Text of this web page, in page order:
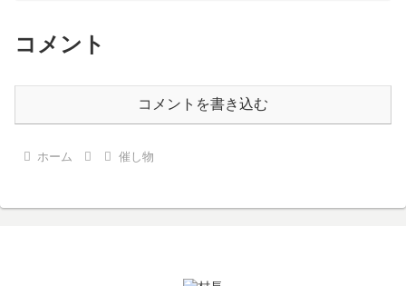
コメント
コメントを書き込む
ホーム 催し物